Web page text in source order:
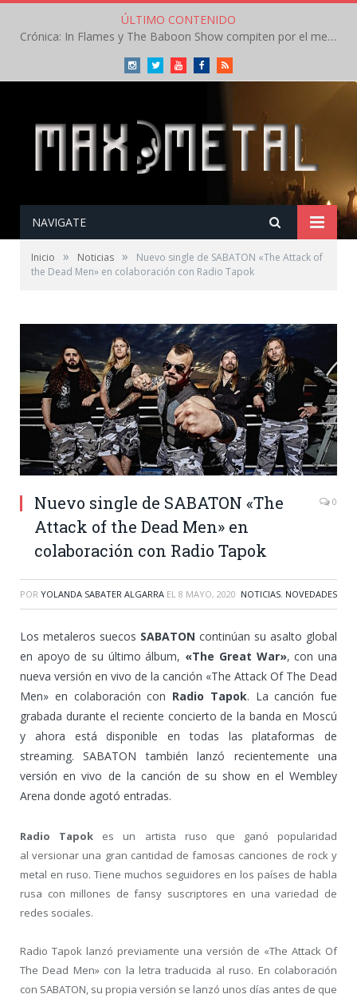
ÚLTIMO CONTENIDO
Crónica: In Flames y The Baboon Show compiten por el mejor concierto del día en el Leyendas del Rock – Viernes – Agosto 2026
InstagramTwitterYoutubeFacebookRSS
NAVIGATE
Inicio » Noticias »
Nuevo single de SABATON «The Attack of
the Dead Men» en colaboración con Radio Tapok
Nuevo single de SABATON «The
Attack of the Dead Men» en
colaboración con Radio Tapok
0
POR YOLANDA SABATER ALGARRA EL 8 MAYO, 2020 NOTICIAS, NOVEDADES
Los metaleros suecos SABATON continúan su asalto global
en apoyo de su último álbum, «The Great War», con una
nueva versión en vivo de la canción «The Attack Of The Dead
Men» en colaboración con Radio Tapok. La canción fue
grabada durante el reciente concierto de la banda en Moscú
y ahora está disponible en todas las plataformas de
streaming. SABATON también lanzó recientemente una
versión en vivo de la canción de su show en el Wembley
Arena donde agotó entradas.
Radio Tapok es un artista ruso que ganó popularidad
al versionar una gran cantidad de famosas canciones de rock y
metal en ruso. Tiene muchos seguidores en los países de habla
rusa con millones de fansy suscriptores en una variedad de
redes sociales.
Radio Tapok lanzó previamente una versión de «The Attack Of
The Dead Men» con la letra traducida al ruso. En colaboración
con SABATON, su propia versión se lanzó unos días antes de que